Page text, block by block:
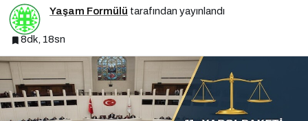
Yaşam Formülü tarafından yayınlandı
8dk, 18sn